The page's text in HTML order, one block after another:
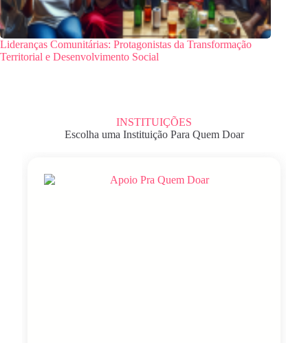
Lideranças Comunitárias: Protagonistas da Transformação
Territorial e Desenvolvimento Social
INSTITUIÇÕES
Escolha uma Instituição Para Quem Doar